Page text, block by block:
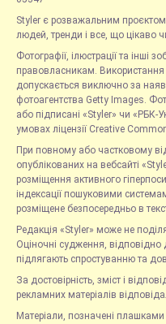
Styler є розважальним
людей, тренди і все, що цікаво
Фотографії, ілюстрації та інші
правовласникам.
допускається виключно за
фотоагентства Getty Images.
або підписані «Styler» чи «РБК-
умовах ліцензії Creative
При повному або частковому
опублікованих на вебсайті
розміщення активного
індексації пошуковими
розміщене безпосередньо в
Редакція «Styler» може не
Оціночні судження,
підлягають спростуванню та
За достовірність, зміст і
рекламних матеріалів
Матеріали, позначені плашками